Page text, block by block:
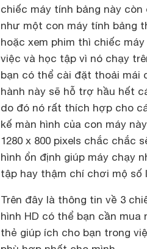
chiếc máy tính bảng này
như một con máy tính bảng
hoặc xem phim thì chiếc
việc và học tập vì nó chạy
bạn có thể cài đặt thoải mái
hành này sẽ hỗ trợ hầu hết
do đó nó rất thích hợp cho
kế màn hình của con máy
1280 x 800 pixels chắc chắc
hình ổn định giúp máy chạy
tập hay thậm chí chơi mộ số
Trên đây là thông tin về 3
hình HD có thể bạn cần
thẻ giúp ích cho bạn trong